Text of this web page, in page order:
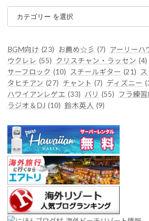
カ
ゴ
ー
BGM向け (23) お薦め☆彡 (7) アーリーハ
ウクレレ (55) クリスチャン・ラッセン (4)
サーフロック (10) スチールギター (21)
タヒチアン (27) チャント (7) ディズニー
ハワイアンレゲエ (33) バリ (55) フラ練
ラジオ＆DJ (10) 鈴木英人 (9)